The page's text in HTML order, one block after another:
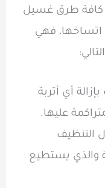
كافة طرق غسيل
فهي
أي أتربة
عليها.
التنظيف
والذي يستطيع